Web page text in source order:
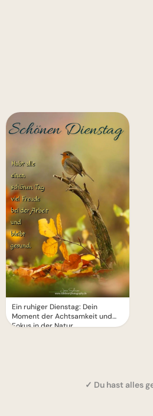
Ein ruhiger Dienstag: Dein
Moment der Achtsamkeit und
Fokus in der Natur
✓ Du hast alles